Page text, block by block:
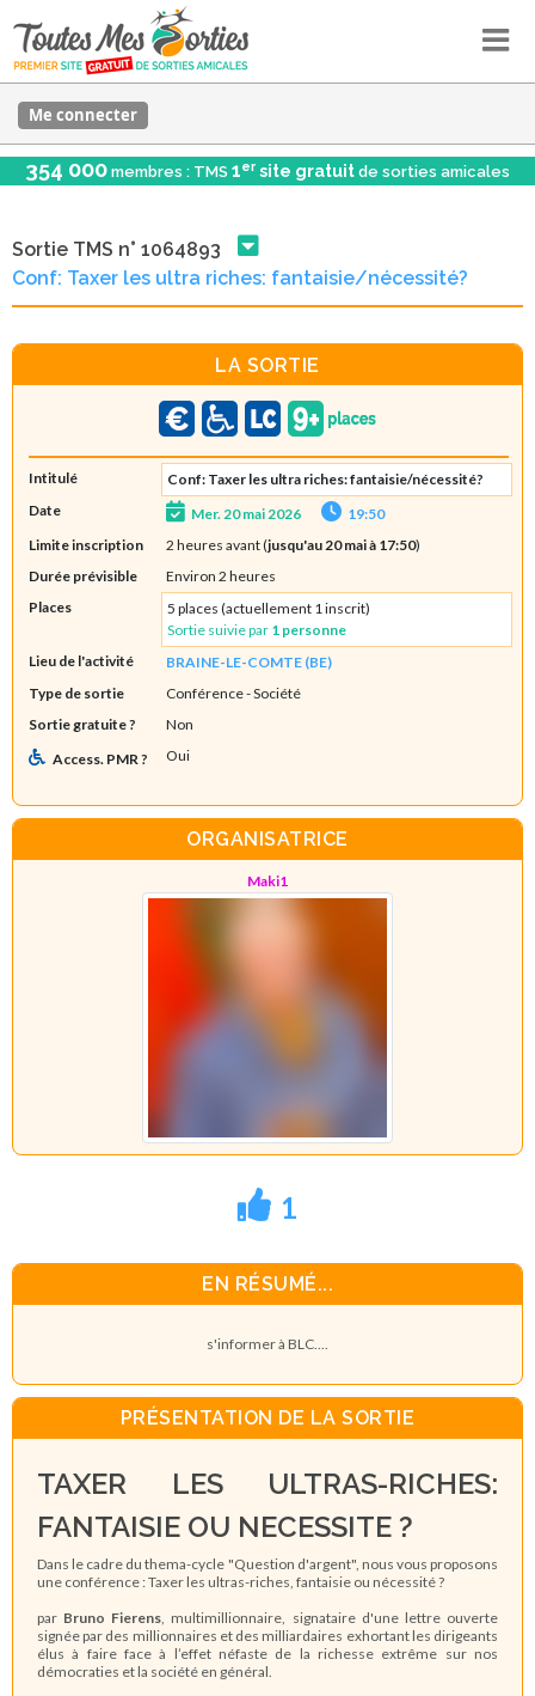
Me connecter
354 000 membres : TMS 1er site gratuit de sorties amicales
Sortie TMS n° 1064893
Conf: Taxer les ultra riches: fantaisie/nécessité?
LA SORTIE
Intitulé
Conf: Taxer les ultra riches: fantaisie/nécessité?
Date
Mer. 20 mai 2026
19:50
Limite inscription
2 heures avant (jusqu'au 20 mai à 17:50)
Durée prévisible
Environ 2 heures
Places
5 places (actuellement 1 inscrit)
Sortie suivie par 1 personne
Lieu de l'activité
BRAINE-LE-COMTE (BE)
Type de sortie
Conférence- Société
Sortie gratuite ?
Non
Access. PMR ?
Oui
ORGANISATRICE
Maki1
1
EN RÉSUMÉ...
s'informer à BLC....
PRÉSENTATION DE LA SORTIE
TAXER LES ULTRAS-RICHES:
FANTAISIE OU NECESSITE ?
Dans le cadre du thema-cycle "Question d'argent", nous vous proposons
une conférence : Taxer les ultras-riches, fantaisie ou nécessité ?
par Bruno Fierens , multimillionnaire, signataire d'une lettre ouverte
signée par des millionnaires et des milliardaires exhortant les dirigeants
élus à faire face à l’effet néfaste de la richesse extrême sur nos
démocraties et la société en général.